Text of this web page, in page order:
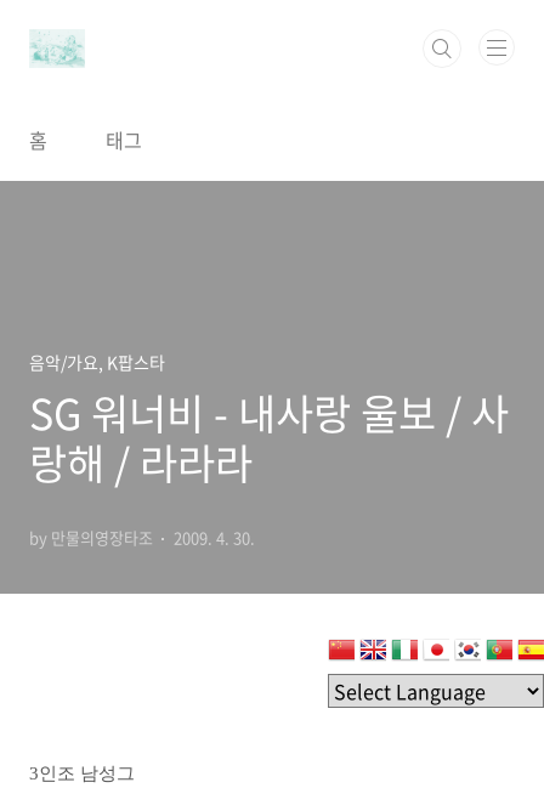
홈 태그
음악/가요, K팝스타
SG 워너비 - 내사랑 울보 / 사
랑해 / 라라라
by 만물의영장타조 2009. 4. 30.
3인조 남성그